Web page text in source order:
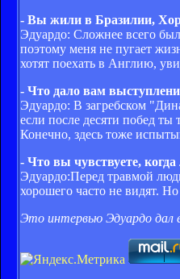
- Вы жили в Бразилии,
Эдуардо: Сложнее всего
поэтому меня не пугает
хотят поехать в Англию,
- Что дало вам
Эдуардо: В загребском
если после десяти побед
Конечно, здесь тоже
- Что вы чувствуете,
Эдуардо:Перед травмой
хорошего часто не видят.
Это интервью Эдуардо дал